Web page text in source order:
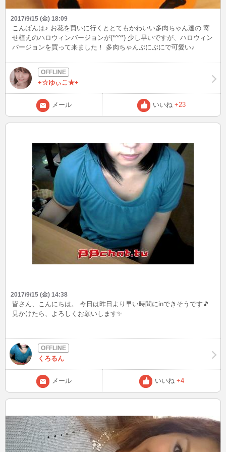
2017/9/15 (金) 18:09
こんばんは♪ お花を買いに行くととてもかわいい多肉ちゃん達の 寄
せ植えのハロウィンバージョンが(*^^*) 少し早いですが、ハロウィン
バージョンを買って来ました！ 多肉ちゃんぷにぷにで可愛い♪
+☆ゆぃこ★+
メール いいね +23
2017/9/15 (金) 14:38
皆さん、こんにちは。 今日は昨日より早い時間にinできそうです🎵
見かけたら、よろしくお願いします✨
くろるん
メール いいね +4